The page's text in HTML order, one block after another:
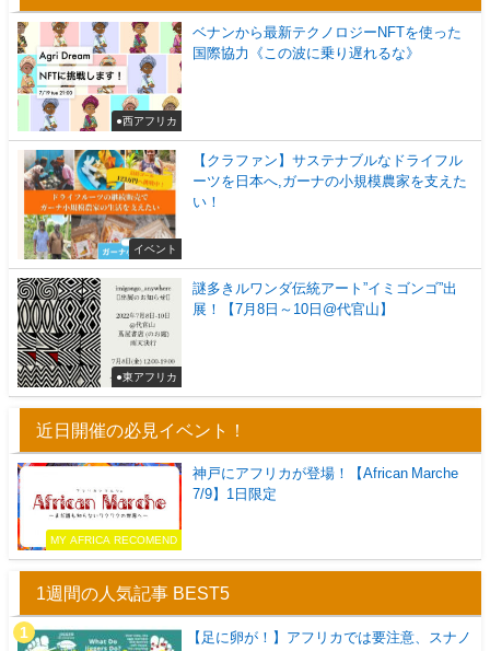
●西アフリカ
ベナンから最新テクノロジーNFTを使った
国際協力《この波に乗り遅れるな》
イベント
【クラファン】サステナブルなドライフル
ーツを日本へ,ガーナの小規模農家を支えた
い！
●東アフリカ
謎多きルワンダ伝統アート”イミゴンゴ”出
展！【7月8日～10日@代官山】
近日開催の必見イベント！
MY AFRICA RECOMEND
神戸にアフリカが登場！【African Marche
7/9】1日限定
1週間の人気記事 BEST5
【足に卵が！】アフリカでは要注意、スナノ